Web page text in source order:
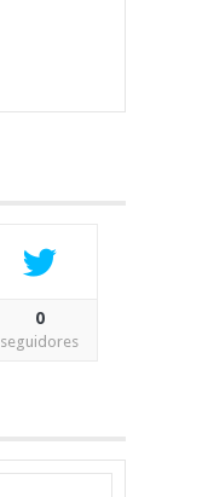
0
seguidores